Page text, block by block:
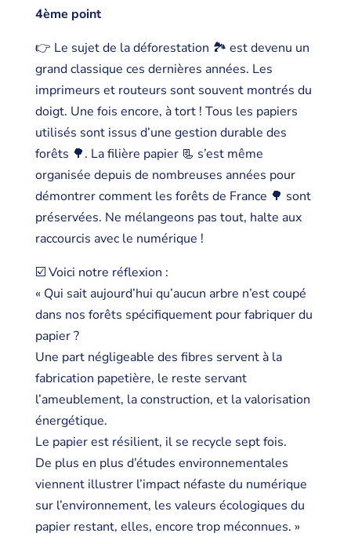
4ème point
👉 Le sujet de la déforestation 🏞️ est devenu un
grand classique ces dernières années. Les
imprimeurs et routeurs sont souvent montrés du
doigt. Une fois encore, à tort ! Tous les papiers
utilisés sont issus d’une gestion durable des
forêts 🌳. La filière papier 📃 s’est même
organisée depuis de nombreuses années pour
démontrer comment les forêts de France 🌳 sont
préservées. Ne mélangeons pas tout, halte aux
raccourcis avec le numérique !
☑️ Voici notre réflexion :
« Qui sait aujourd’hui qu’aucun arbre n’est coupé
dans nos forêts spécifiquement pour fabriquer du
papier ?
Une part négligeable des fibres servent à la
fabrication papetière, le reste servant
l’ameublement, la construction, et la valorisation
énergétique.
Le papier est résilient, il se recycle sept fois.
De plus en plus d’études environnementales
viennent illustrer l’impact néfaste du numérique
sur l’environnement, les valeurs écologiques du
papier restant, elles, encore trop méconnues. »